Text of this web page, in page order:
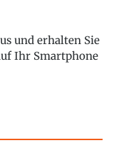
und erhalten Sie
Ihr Smartphone